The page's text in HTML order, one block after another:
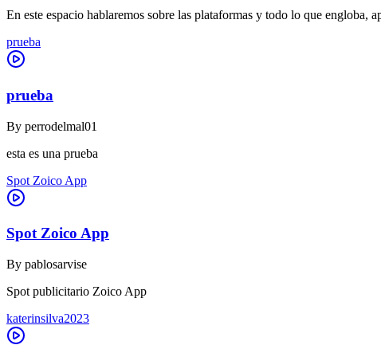
En este espacio hablaremos sobre las plataformas y todo lo que engloba,
prueba
prueba
By perrodelmal01
esta es una prueba
Spot Zoico App
Spot Zoico App
By pablosarvise
Spot publicitario Zoico App
katerinsilva2023